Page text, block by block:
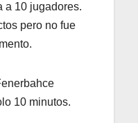
a 10 jugadores.
pero no fue
10 minutos.